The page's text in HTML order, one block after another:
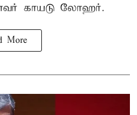
காயடு லோஹர்.
More